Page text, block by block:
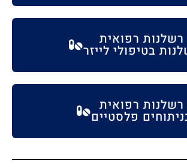
רשלנות רפואית
בטיפולי לייזר
רשלנות רפואית
פלסטיים